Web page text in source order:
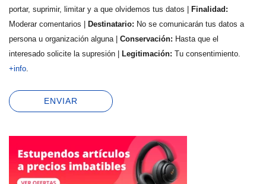
portar, suprimir, limitar y a que olvidemos tus datos |
Finalidad:
Moderar comentarios |
Destinatario: No se comunicarán tus datos a
persona u organización alguna | Conservación: Hasta que el
interesado solicite la supresión |
Legitimación: Tu consentimiento.
+info.